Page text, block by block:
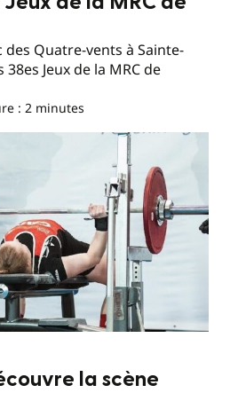
des Quatre-vents à Sainte-
Jeux de la MRC de
: 2 minutes
la scène